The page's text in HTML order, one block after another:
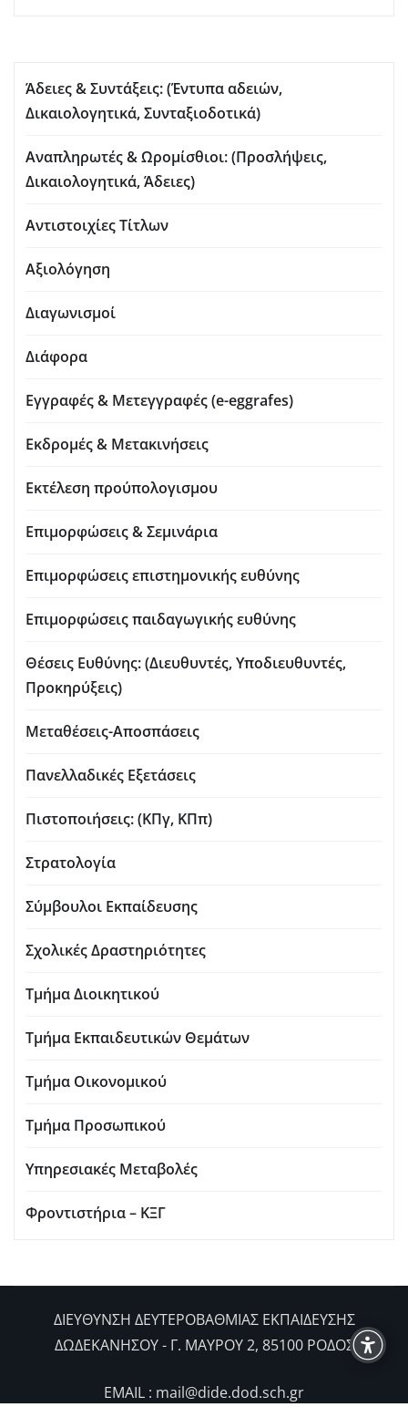
Άδειες & Συντάξεις: (Έντυπα αδειών,
Δικαιολογητικά, Συνταξιοδοτικά)
Αναπληρωτές & Ωρομίσθιοι: (Προσλήψεις,
Δικαιολογητικά, Άδειες)
Αντιστοιχίες Τίτλων
Αξιολόγηση
Διαγωνισμοί
Διάφορα
Εγγραφές & Μετεγγραφές (e-eggrafes)
Εκδρομές & Μετακινήσεις
Εκτέλεση προύπολογισμου
Επιμορφώσεις & Σεμινάρια
Επιμορφώσεις επιστημονικής ευθύνης
Επιμορφώσεις παιδαγωγικής ευθύνης
Θέσεις Ευθύνης: (Διευθυντές, Υποδιευθυντές,
Προκηρύξεις)
Μεταθέσεις-Αποσπάσεις
Πανελλαδικές Εξετάσεις
Πιστοποιήσεις: (ΚΠγ, ΚΠπ)
Στρατολογία
Σύμβουλοι Εκπαίδευσης
Σχολικές Δραστηριότητες
Τμήμα Διοικητικού
Τμήμα Εκπαιδευτικών Θεμάτων
Τμήμα Οικονομικού
Τμήμα Προσωπικού
Υπηρεσιακές Μεταβολές
Φροντιστήρια – ΚΞΓ
ΔIΕΥΘΥΝΣΗ ΔΕΥΤΕΡΟΒΑΘΜΙΑΣ ΕΚΠΑΙΔΕΥΣΗΣ
ΔΩΔΕΚΑΝΗΣΟΥ - Γ. ΜΑΥΡΟΥ 2, 85100 ΡΟΔΟΣ
EMAIL : mail@dide.dod.sch.gr